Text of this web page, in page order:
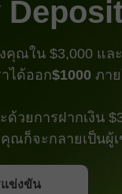
24 ถูกทะลุ
ตอบสนองอย่าง
แข่งขัน
คุณใน $3,000 แล
ได้ออก$1000 ภา
วยการฝากเงิน
ณก็จะกลายเป็นผู้
แข่งขัน
ข่งขัน
ส